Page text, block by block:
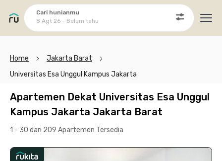
Cari hunianmu
8 Agt 26 - Belum tahu
Home
Jakarta Barat
Universitas Esa Unggul Kampus Jakarta
Apartemen Dekat Universitas Esa Unggul
Kampus Jakarta Jakarta Barat
1 - 30 dari 209 Apartemen Tersedia